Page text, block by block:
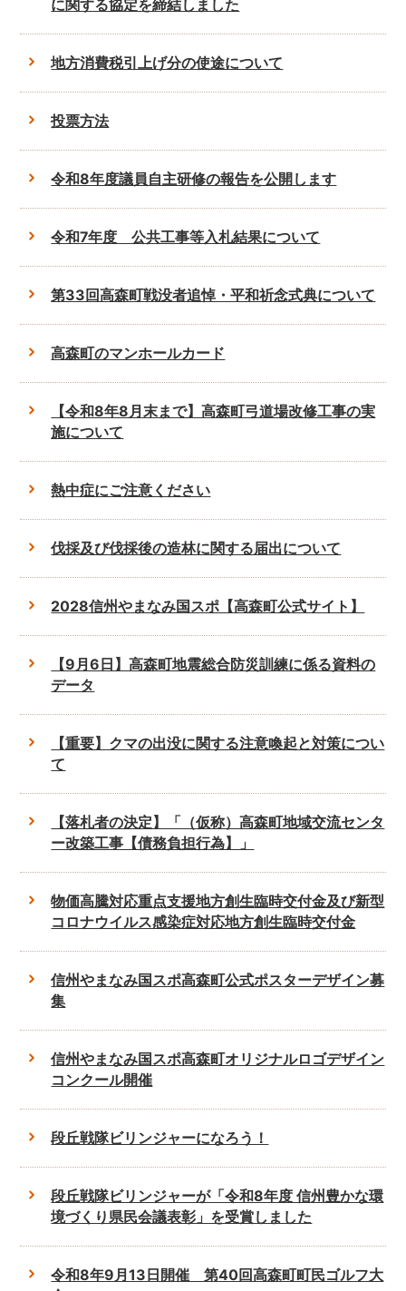
に関する協定を締結しました
地方消費税引上げ分の使途について
投票方法
令和8年度議員自主研修の報告を公開します
令和7年度 公共工事等入札結果について
第33回高森町戦没者追悼・平和祈念式典について
高森町のマンホールカード
【令和8年8月末まで】高森町弓道場改修工事の実
施について
熱中症にご注意ください
伐採及び伐採後の造林に関する届出について
2028信州やまなみ国スポ【高森町公式サイト】
【9月6日】高森町地震総合防災訓練に係る資料の
データ
【重要】クマの出没に関する注意喚起と対策につい
て
【落札者の決定】「（仮称）高森町地域交流センタ
ー改築工事【債務負担行為】」
物価高騰対応重点支援地方創生臨時交付金及び新型
コロナウイルス感染症対応地方創生臨時交付金
信州やまなみ国スポ高森町公式ポスターデザイン募
集
信州やまなみ国スポ高森町オリジナルロゴデザイン
コンクール開催
段丘戦隊ビリンジャーになろう！
段丘戦隊ビリンジャーが「令和8年度 信州豊かな環
境づくり県民会議表彰」を受賞しました
令和8年9月13日開催 第40回高森町町民ゴルフ大